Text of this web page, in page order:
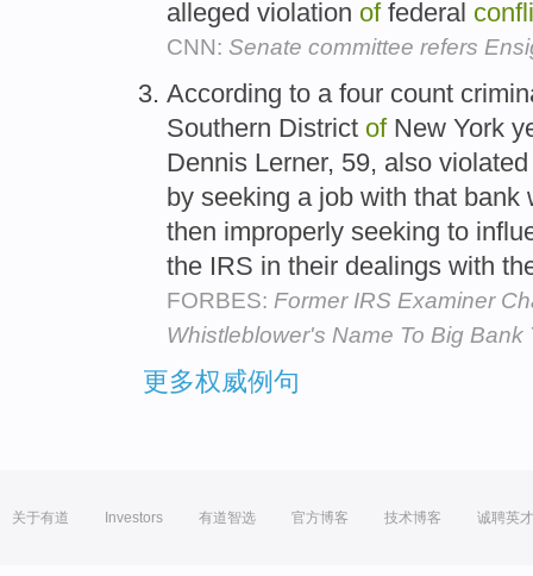
alleged violation offederal
CNN: Senate committee refers
According to a four count
Southern District ofNew York
Dennis Lerner, 59, also
by seeking a job with that
then improperly seeking to
the IRS in their dealings with
FORBES: Former IRS Examiner
Whistleblower's Name To Big Bank
更多权威例句
关于有道 Investors 有道智选 官方博客 技术博客 诚聘英才